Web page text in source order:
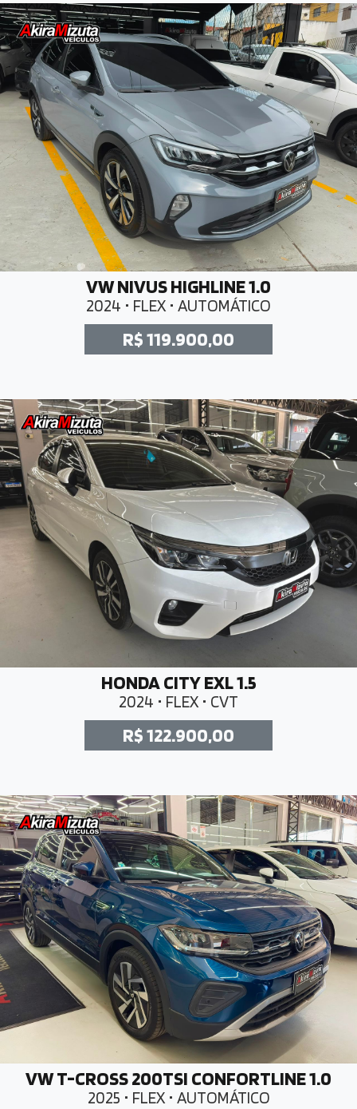
VW NIVUS HIGHLINE 1.0
2024 • FLEX • AUTOMÁTICO
R$ 119.900,00
HONDA CITY EXL 1.5
2024 • FLEX • CVT
R$ 122.900,00
VW T-CROSS 200TSI CONFORTLINE 1.0
2025 • FLEX • AUTOMÁTICO